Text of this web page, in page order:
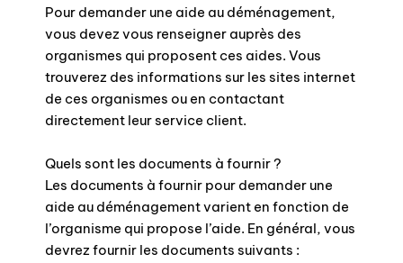
Pour demander une aide au déménagement,
vous devez vous renseigner auprès des
organismes qui proposent ces aides. Vous
trouverez des informations sur les sites internet
de ces organismes ou en contactant
directement leur service client.
Quels sont les documents à fournir ?
Les documents à fournir pour demander une
aide au déménagement varient en fonction de
l’organisme qui propose l’aide. En général, vous
devrez fournir les documents suivants :